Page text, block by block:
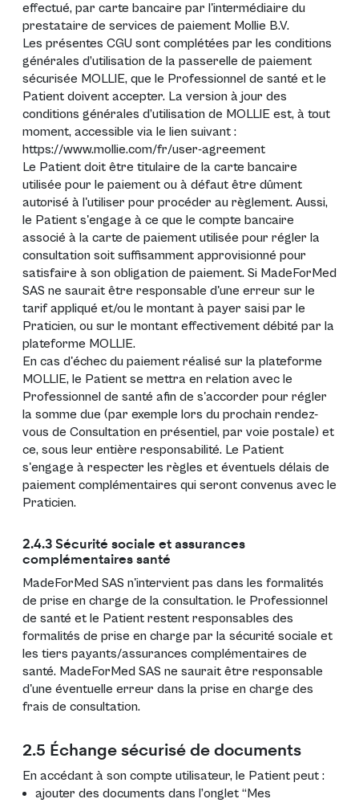
effectué, par carte bancaire par l'intermédiaire du
prestataire de services de paiement Mollie B.V.
Les présentes CGU sont complétées par les conditions
générales d’utilisation de la passerelle de paiement
sécurisée MOLLIE, que le Professionnel de santé et le
Patient doivent accepter. La version à jour des
conditions générales d’utilisation de MOLLIE est, à tout
moment, accessible via le lien suivant :
https://www.mollie.com/fr/user-agreement
Le Patient doit être titulaire de la carte bancaire
utilisée pour le paiement ou à défaut être dûment
autorisé à l'utiliser pour procéder au règlement. Aussi,
le Patient s'engage à ce que le compte bancaire
associé à la carte de paiement utilisée pour régler la
consultation soit suffisamment approvisionné pour
satisfaire à son obligation de paiement. Si MadeForMed
SAS ne saurait être responsable d'une erreur sur le
tarif appliqué et/ou le montant à payer saisi par le
Praticien, ou sur le montant effectivement débité par la
plateforme MOLLIE.
En cas d'échec du paiement réalisé sur la plateforme
MOLLIE, le Patient se mettra en relation avec le
Professionnel de santé afin de s'accorder pour régler
la somme due (par exemple lors du prochain rendez-
vous de Consultation en présentiel, par voie postale) et
ce, sous leur entière responsabilité. Le Patient
s'engage à respecter les règles et éventuels délais de
paiement complémentaires qui seront convenus avec le
Praticien.
2.4.3 Sécurité sociale et assurances
complémentaires santé
MadeForMed SAS n'intervient pas dans les formalités
de prise en charge de la consultation. le Professionnel
de santé et le Patient restent responsables des
formalités de prise en charge par la sécurité sociale et
les tiers payants/assurances complémentaires de
santé. MadeForMed SAS ne saurait être responsable
d'une éventuelle erreur dans la prise en charge des
frais de consultation.
2.5 Échange sécurisé de documents
En accédant à son compte utilisateur, le Patient peut :
ajouter des documents dans l’onglet “Mes